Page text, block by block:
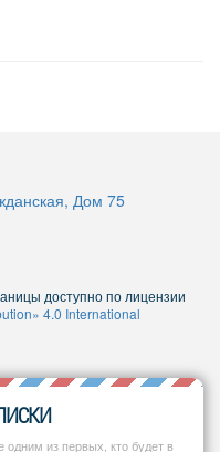
Дом 75
доступно по лицензии
4.0 International
из первых, кто будет в